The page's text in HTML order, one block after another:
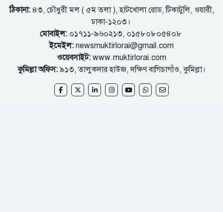
ঠিকানা:৪৩, চৌধুরী মল ( ৫ম তলা ), হাটখোলা রোড, টিকাটুলি, ওয়ারী,
ঢাকা-১২০৩।
মোবাইল:০১৭১১-৯৬০২১৩, ০১৫৮০৮০৫৪০৮
ইমেইল: newsmuktirlorai@gmail.com
ওয়েবসাইট: www.muktirlorai.com
কুমিল্লা অফিস: ৯১৩, তালুকদার হাউজ, দক্ষিণ বাগিচাগাঁও, কুমিল্লা।